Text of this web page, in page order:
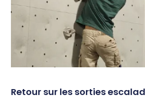
Retour sur les sorties